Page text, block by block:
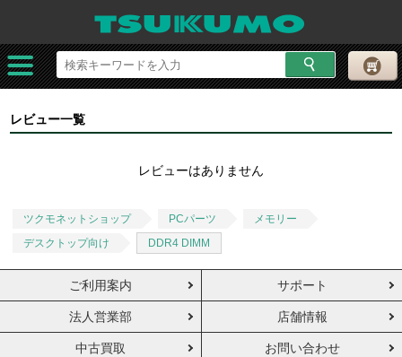
レビュー一覧
レビューはありません
ツクモネットショップ PCパーツ
メモリー
デスクトップ向け
DDR4 DIMM
ご利用案内 サポート
法人営業部 店舗情報
中古買取 お問い合わせ